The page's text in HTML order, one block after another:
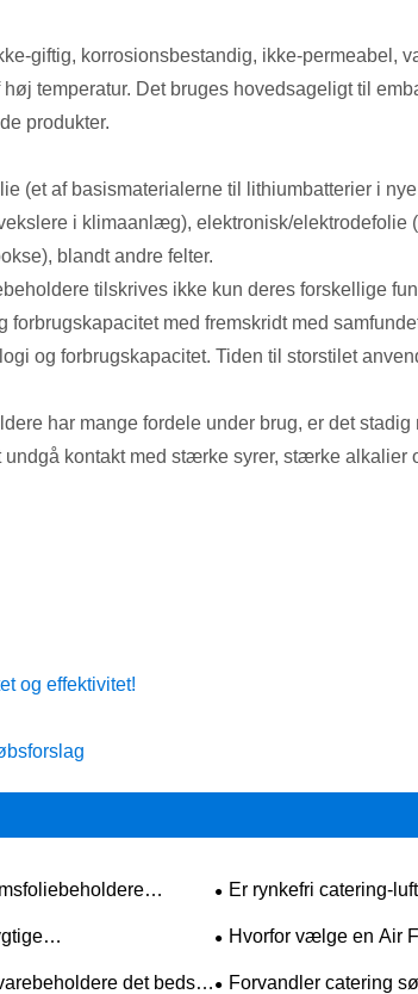
giftig, korrosionsbestandig, ikke-permeabel,
temperatur. Det bruges hovedsageligt til
produkter.
(et af basismaterialerne til lithiumbatterier i
i klimaanlæg), elektronisk/elektrodefolie
blandt andre felter.
tilskrives ikke kun deres forskellige
med fremskridt med
og forbrugskapacitet. Tiden til storstilet
har mange fordele under brug, er det
undgå kontakt med stærke syrer, stærke
og effektivitet!
Er rynkefri catering-
valg for moderne
Hvorfor vælge en Air
bagepande til
det bedste
Forvandler catering